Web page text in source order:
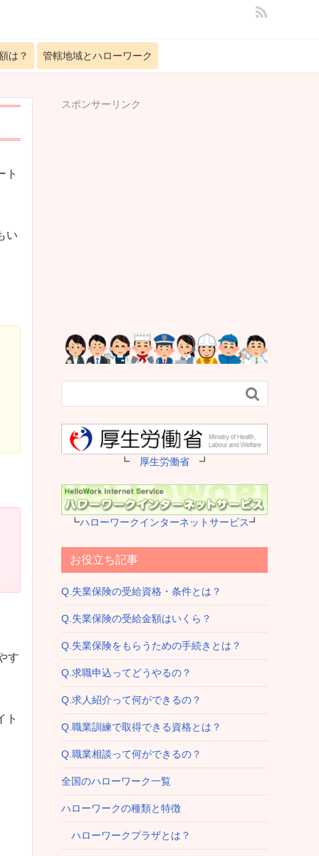
は？ 管轄地域とハローワーク
ト
い
す
ト
スポンサーリンク

┗ 厚生労働省 ┛
┗ハローワークインターネットサービス┛
お役立ち記事
Q.失業保険の受給資格・条件とは？
Q.失業保険の受給金額はいくら？
Q.失業保険をもらうための手続きとは？
Q.求職申込ってどうやるの？
Q.求人紹介って何ができるの？
Q.職業訓練で取得できる資格とは？
Q.職業相談って何ができるの？
全国のハローワーク一覧
ハローワークの種類と特徴
ハローワークプラザとは？